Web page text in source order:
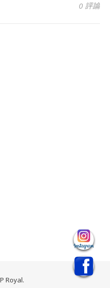
0 評論
Royal.